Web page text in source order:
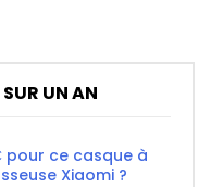
UN AN
pour ce casque à
Xiaomi ?